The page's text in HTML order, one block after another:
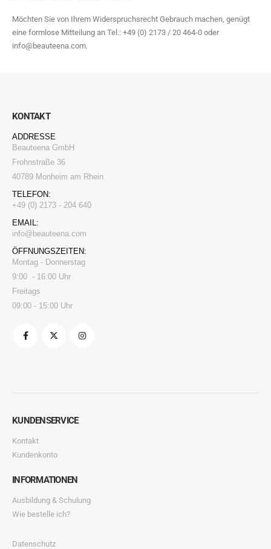
Möchten Sie von Ihrem Widerspruchsrecht Gebrauch machen, genügt
eine formlose Mitteilung an Tel.: +49 (0) 2173 / 20 464-0 oder
info@beauteena.com.
KONTAKT
ADDRESSE
Beauteena GmbH
Frohnstraße 36
40789 Monheim am Rhein
TELEFON:
+49 (0) 2173 - 204 640
EMAIL:
info@beauteena.com
ÖFFNUNGSZEITEN:
Montag - Donnerstag
9:00 - 16:00 Uhr
Freitags
09:00 - 15:00 Uhr
KUNDENSERVICE
Kontakt
Kundenkonto
INFORMATIONEN
Ausbildung & Schulung
Wie bestelle ich?
Datenschutz